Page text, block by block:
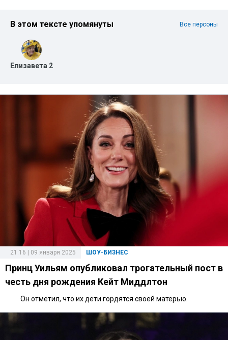
В этом тексте упомянуты Все персоны
Елизавета 2
ШОУ-БИЗНЕС
21:16 | 09 января 2025
Принц Уильям опубликовал трогательный пост в
честь дня рождения Кейт Миддлтон
Он отметил, что их дети гордятся своей матерью.